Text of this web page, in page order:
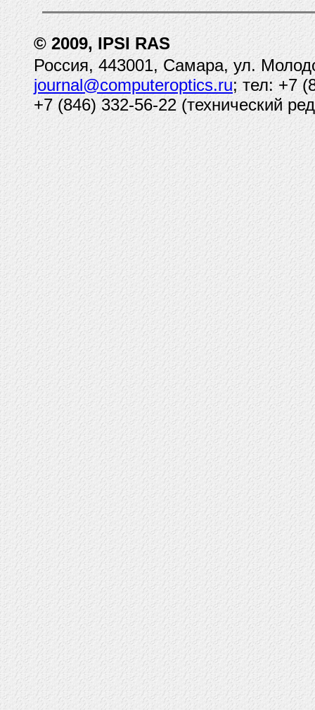
© 2009, IPSI RAS
Россия, 443001, Самара, ул.
journal@computeroptics.ru; тел: +7
+7 (846) 332-56-22 (технический